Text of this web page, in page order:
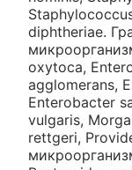
diphtheriae.
oxytoca,
agglomerans,
Enterobacter
vulgaris,
rettgeri,